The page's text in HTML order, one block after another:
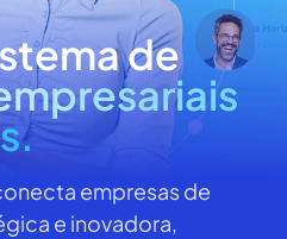
de
empresas de
e inovadora,